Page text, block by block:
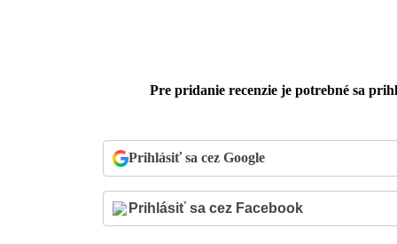
Pre pridanie recenzie je potrebné sa
Prihlásiť sa cez Google